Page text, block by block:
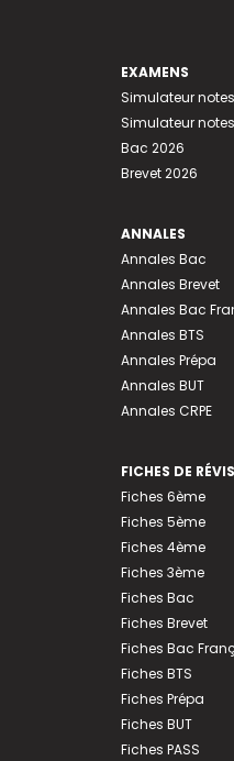
EXAMENS
Simulateur
Simulateur
Bac 2026
Brevet 2026
ANNALES
Annales Bac
Annales Brevet
Annales Bac
Annales BTS
Annales Prépa
Annales BUT
Annales CRPE
FICHES DE
Fiches 6ème
Fiches 5ème
Fiches 4ème
Fiches 3ème
Fiches Bac
Fiches Brevet
Fiches Bac
Fiches BTS
Fiches Prépa
Fiches BUT
Fiches PASS